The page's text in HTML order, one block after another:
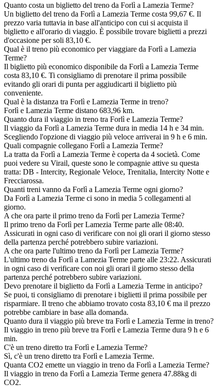
Quanto costa un biglietto del treno da Forlì a Lamezia Terme?
Un biglietto del treno da Forlì a Lamezia Terme costa 99,67 €. Il
prezzo varia tuttavia in base all'anticipo con cui si acquista il
biglietto e all'orario di viaggio. È possibile trovare biglietti a prezzi
d'occasione per soli 83,10 €.
Qual è il treno più economico per viaggiare da Forlì a Lamezia
Terme?
Il biglietto più economico disponibile da Forlì a Lamezia Terme
costa 83,10 €. Ti consigliamo di prenotare il prima possibile
evitando gli orari di punta per aggiudicarti il biglietto più
conveniente.
Qual è la distanza tra Forlì e Lamezia Terme in treno?
Forlì e Lamezia Terme distano 683,96 km.
Quanto dura il viaggio in treno tra Forlì e Lamezia Terme?
Il viaggio da Forlì a Lamezia Terme dura in media 14 h e 34 min.
Scegliendo l'opzione di viaggio più veloce arriverai in 9 h e 6 min.
Quali compagnie collegano Forlì a Lamezia Terme?
La tratta da Forlì a Lamezia Terme è coperta da 4 società. Come
puoi vedere su Virail, queste sono le compagnie attive su questa
tratta: DB - Intercity, Regionale Veloce, Trenitalia, Intercity Notte e
Frecciarossa.
Quanti treni vanno da Forlì a Lamezia Terme ogni giorno?
Da Forlì a Lamezia Terme ci sono in media 5 collegamenti al
giorno.
A che ora parte il primo treno da Forlì per Lamezia Terme?
Il primo treno da Forlì per Lamezia Terme parte alle 08:40.
Assicurati in ogni caso di verificare con noi gli orari il giorno stesso
della partenza perché potrebbero subire variazioni.
A che ora parte l'ultimo treno da Forlì per Lamezia Terme?
L'ultimo treno da Forlì a Lamezia Terme parte alle 23:22. Assicurati
in ogni caso di verificare con noi gli orari il giorno stesso della
partenza perché potrebbero subire variazioni.
Devo prenotare il biglietto da Forlì a Lamezia Terme in anticipo?
Se puoi, ti consigliamo di prenotare i biglietti il prima possibile per
risparmiare. Il treno che abbiamo trovato costa 83,10 € ma il prezzo
potrebbe cambiare in base alla domanda.
Quanto dura il viaggio più breve tra Forlì e Lamezia Terme in treno?
Il viaggio in treno più breve tra Forlì e Lamezia Terme dura 9 h e 6
min.
C'è un treno diretto tra Forlì e Lamezia Terme?
Sì, c'è un treno diretto tra Forlì e Lamezia Terme.
Quanta CO2 emette un viaggio in treno da Forlì a Lamezia Terme?
Il viaggio in treno da Forlì a Lamezia Terme genera 47.88kg di
CO2.